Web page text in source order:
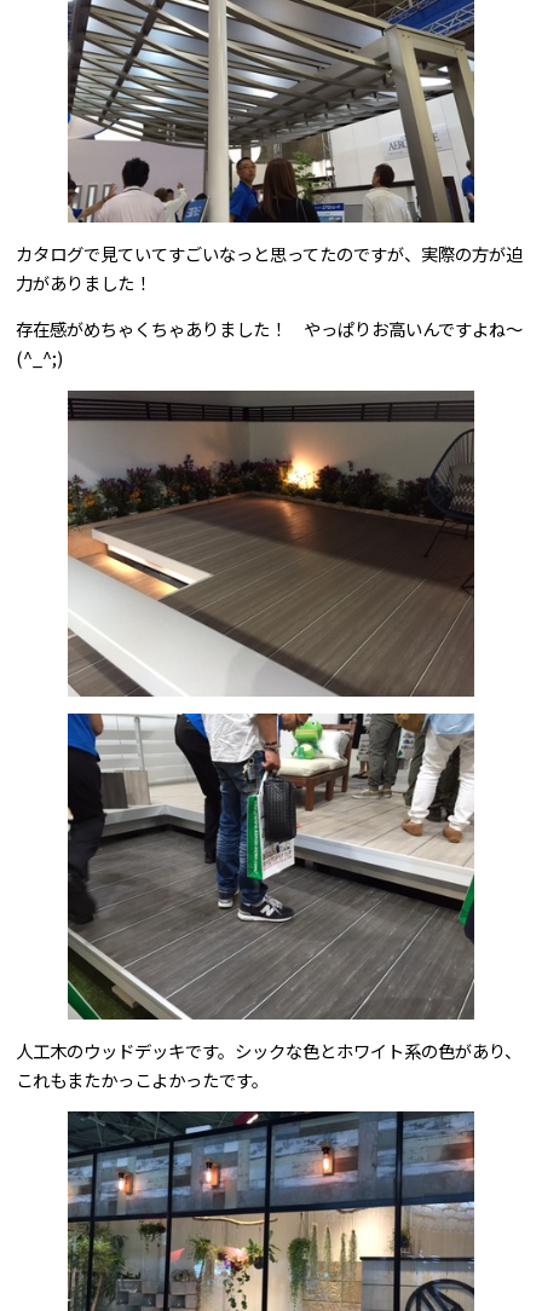
カタログで見ていてすごいなっと思ってたのですが、実際の方が迫
力がありました！
存在感がめちゃくちゃありました！ やっぱりお高いんですよね～
(^_^;)
人工木のウッドデッキです。シックな色とホワイト系の色があり、
これもまたかっこよかったです。